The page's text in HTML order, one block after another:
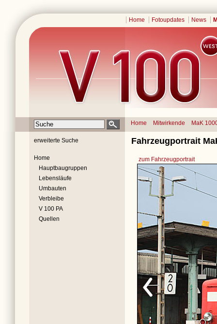
Home Fotoupdates News
Home Mitwirkende MaK
erweiterte Suche
Home
Hauptbaugruppen
Lebensläufe
Umbauten
Verbleibe
V 100 PA
Quellen
Fahrzeugportrait
zum Fahrzeugportrait